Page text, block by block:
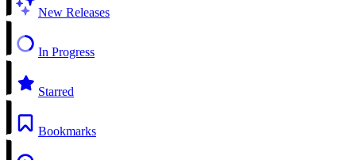
New Releases
In Progress
Starred
Bookmarks